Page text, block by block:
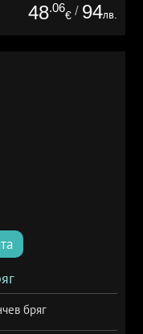
48.06
€ / 94лв.
бряг